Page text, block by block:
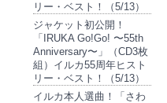
リー・ベスト！（5/13）
ジャケット初公開！
「IRUKA Go!Go! 〜55th
Anniversary〜」（CD3枚
組）イルカ55周年ヒスト
リー・ベスト！（5/13）
イルカ本人選曲！「さわ